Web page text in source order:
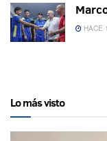
HACE
Lo más visto